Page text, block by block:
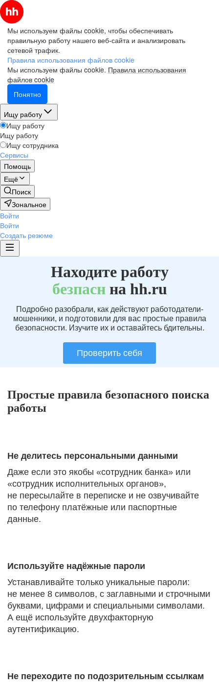
Мы используем файлы cookie, чтобы обеспечивать
правильную работу нашего веб-сайта и анализировать
сетевой трафик.
Правила использования файлов cookie
Мы используем файлы cookie. Правила использования
файлов cookie
Понятно
Ищу работу
Ищу работу
Ищу работу
Ищу сотрудника
Сервисы
Помощь
Ещё
Поиск
Зональное
Войти
Войти
Создать резюме
Находите работу
безпаснна hh.ru
Подробно разобрали, как действуют работодатели-
мошенники, и подготовили для вас простые правила
безопасности. Изучите их и оставайтесь бдительны.
Проверить себя
Простые правила безопасного поиска
работы
Не делитесь персональными данными
Даже если это якобы «сотрудник банка» или
«сотрудник исполнительных органов»,
не пересылайте в переписке и не озвучивайте
по телефону платёжные или паспортные
данные.
Используйте надёжные пароли
Устанавливайте только уникальные пароли:
не менее 8 символов, с заглавными и строчными
буквами, цифрами и специальными символами.
А ещё используйте двухфакторную
аутентификацию.
Не переходите по подозрительным ссылкам